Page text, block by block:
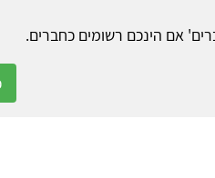
אם הינכם רשומים כחברים.